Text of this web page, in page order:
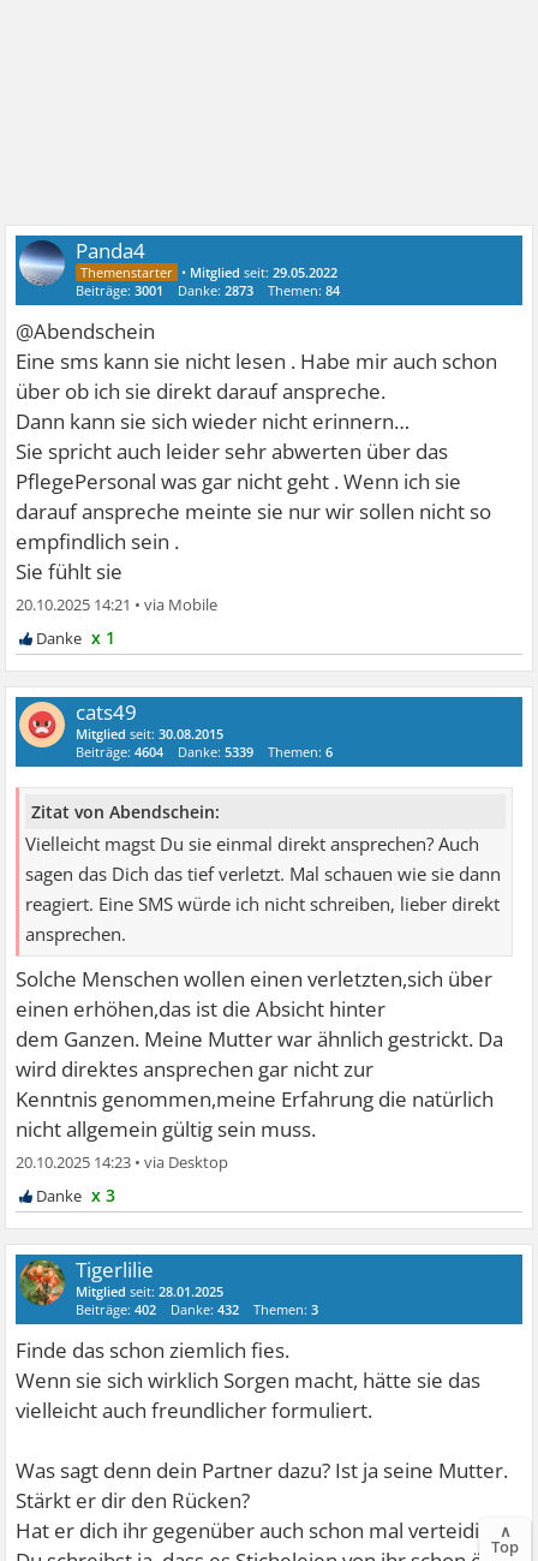
Panda4
• Mitglied seit:29.05.2022
Beiträge:3001 Danke:2873 Themen:84
@Abendschein
Eine sms kann sie nicht lesen . Habe mir auch schon
über ob ich sie direkt darauf anspreche.
Dann kann sie sich wieder nicht erinnern…
Sie spricht auch leider sehr abwerten über das
PflegePersonal was gar nicht geht . Wenn ich sie
darauf anspreche meinte sie nur wir sollen nicht so
empfindlich sein .
Sie fühlt sie
20.10.2025 14:21 •
x 1
cats49
Mitglied seit:30.08.2015
Beiträge:4604 Danke:5339 Themen:6
Zitat von Abendschein:
Vielleicht magst Du sie einmal direkt ansprechen? Auch
sagen das Dich das tief verletzt. Mal schauen wie sie dann
reagiert. Eine SMS würde ich nicht schreiben, lieber direkt
ansprechen.
Solche Menschen wollen einen verletzten,sich über
einen erhöhen,das ist die Absicht hinter
dem Ganzen. Meine Mutter war ähnlich gestrickt. Da
wird direktes ansprechen gar nicht zur
Kenntnis genommen,meine Erfahrung die natürlich
nicht allgemein gültig sein muss.
20.10.2025 14:23 •
x 3
Tigerlilie
Mitglied seit:28.01.2025
Beiträge:402 Danke:432 Themen:3
Finde das schon ziemlich fies.
Wenn sie sich wirklich Sorgen macht, hätte sie das
vielleicht auch freundlicher formuliert.
Was sagt denn dein Partner dazu? Ist ja seine Mutter.
Stärkt er dir den Rücken?
Hat er dich ihr gegenüber auch schon mal verteidigt?∧
Top